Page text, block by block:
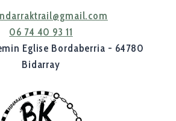
06 74 40 93 11
Eglise Bordaberria - 64780
Bidarray